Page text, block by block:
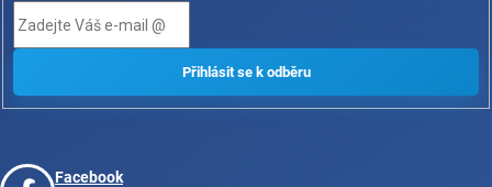
Facebook